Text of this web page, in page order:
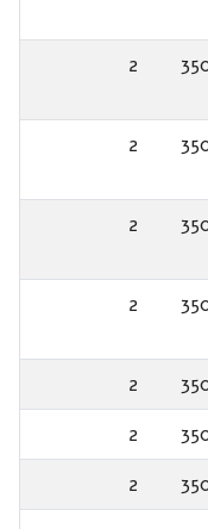
2
2
2
2
2
2
2